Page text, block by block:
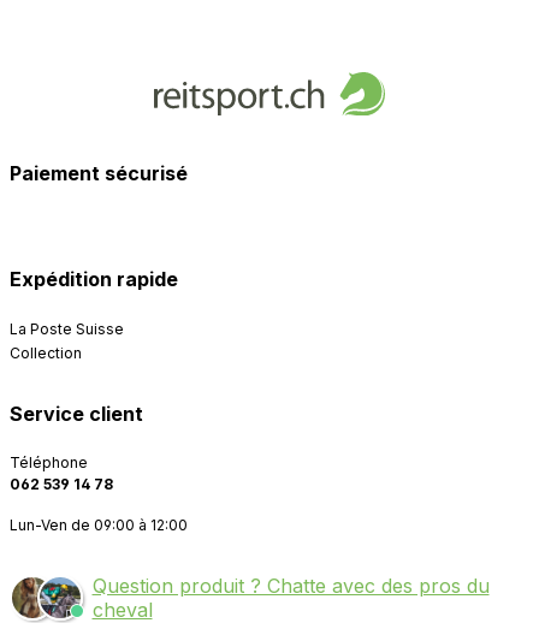
Paiement sécurisé
Expédition rapide
La Poste Suisse
Collection
Service client
Téléphone
062 539 14 78
Lun-Ven de 09:00 à 12:00
Question produit ? Chatte avec des pros du
cheval